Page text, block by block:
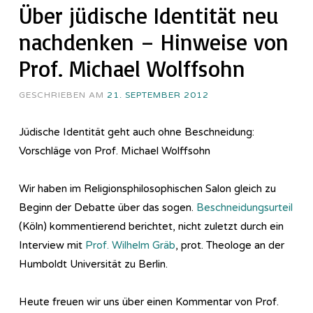
Über jüdische Identität neu
nachdenken – Hinweise von
Prof. Michael Wolffsohn
GESCHRIEBEN AM 21. SEPTEMBER 2012
Jüdische Identität geht auch ohne Beschneidung:
Vorschläge von Prof. Michael Wolffsohn
Wir haben im Re­li­gi­ons­phi­lo­so­phi­sch­en Salon gleich zu
Beginn der Debatte über das sogen. Beschneidungsurteil
(Köln) kommentierend berichtet, nicht zuletzt durch ein
Interview mit Prof. Wilhelm Gräb, prot. Theologe an der
Humboldt Universität zu Berlin.
Heute freuen wir uns über einen Kommentar von Prof.